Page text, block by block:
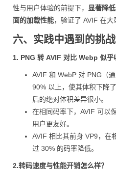
性与用户体验的前提下，
显著降
面的加载性能，验证了 AVIF 在大
六、实践中遇到的挑
1. PNG 转 AVIF 对比 Webp 似乎
AVIF 和 WebP 对 PNG（
90% 以上，使其体积下降
后的绝对体积差异很小。
在相同码率下，AVIF 可以
用户更友好。
AVIF 相比其前身 VP9，在
过 30% 的码率降低。
2.转码速度与性能开销怎么样？